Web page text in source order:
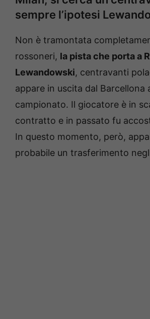
sempre l’ipotesi
Non è tramontata
rossoneri, la pista che porta a
Lewandowski, centravanti
appare in uscita dal Barcellona
campionato. Il giocatore è in
contratto e in passato fu
In questo momento, però,
probabile un trasferimento